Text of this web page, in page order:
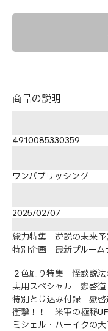
商品の説明
4910085330359
ワンパブリッシング
2025/02/07
総力特集 逆説の未来
特別企画 最新プルーム
２色刷り特集 怪談説法
実用スペシャル 嶽啓
特別とじ込み付録 嶽
衝撃！！ 米軍の極秘
ミシェル・ハーイクの